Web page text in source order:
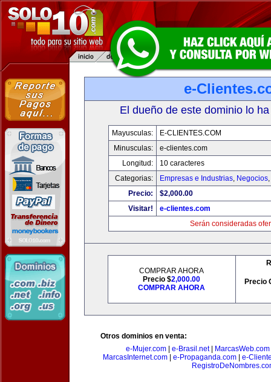
e-
El dueño de este dominio lo
Mayusculas:
E-CLIENTES.COM
Minusculas:
e-clientes.com
Longitud:
10 caracteres
Categorias:
Empresas e Industrias, Negocios,
Precio:
$2,000.00
Visitar!
e-clientes.com
Serán consideradas
COMPRAR AHORA
Precio $2,000.00
COMPRAR AHORA
Precio
Otros dominios en venta:
e-Mujer.com| e-Brasil.net| MarcasWeb.com
MarcasInternet.com| e-Propaganda.com| e-